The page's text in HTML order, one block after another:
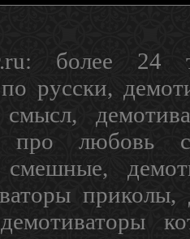
более 24
русски,
смысл,
про любовь
смешные,
приколы,